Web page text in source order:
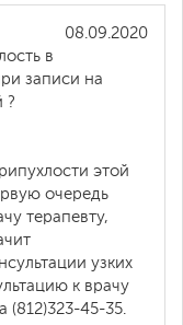
08.09.2020
в
записи на
?
этой
очередь
терапевту,
узких
к врачу
(812)323-45-35.